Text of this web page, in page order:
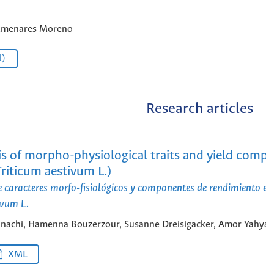
Moreno
Research articles
of morpho-physiological traits and yield
aestivum L.)
caracteres morfo-fisiológicos y componentes de
L.
Hamenna Bouzerzour, Susanne Dreisigacker, Amor
XML